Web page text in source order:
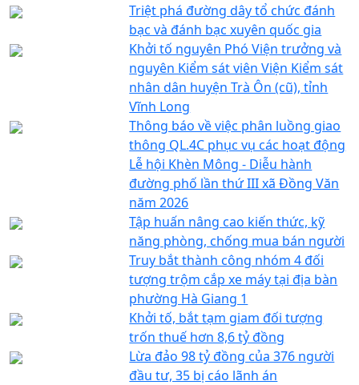
Triệt phá đường dây tổ chức đánh
bạc và đánh bạc xuyên quốc gia
Khởi tố nguyên Phó Viện trưởng và
nguyên Kiểm sát viên Viện Kiểm sát
nhân dân huyện Trà Ôn (cũ), tỉnh
Vĩnh Long
Thông báo về việc phân luồng giao
thông QL.4C phục vụ các hoạt động
Lễ hội Khèn Mông - Diễu hành
đường phố lần thứ III xã Đồng Văn
năm 2026
Tập huấn nâng cao kiến thức, kỹ
năng phòng, chống mua bán người
Truy bắt thành công nhóm 4 đối
tượng trộm cắp xe máy tại địa bàn
phường Hà Giang 1
Khởi tố, bắt tạm giam đối tượng
trốn thuế hơn 8,6 tỷ đồng
Lừa đảo 98 tỷ đồng của 376 người
đầu tư, 35 bị cáo lãnh án